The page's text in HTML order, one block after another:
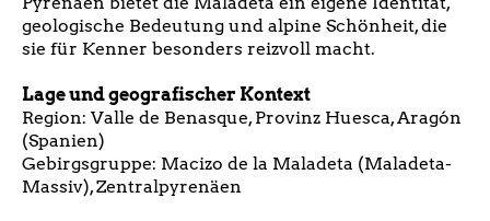
geologische Bedeutung und alpine Schönheit, die
sie für Kenner besonders reizvoll macht.
Lage und geografischer Kontext
Region: Valle de Benasque, Provinz Huesca, Aragón
(Spanien)
Gebirgsgruppe: Macizo de la Maladeta (Maladeta-
Massiv), Zentralpyrenäen